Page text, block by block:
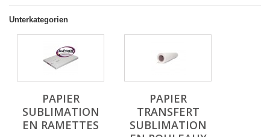
Unterkategorien
PAPIER
SUBLIMATION
EN RAMETTES
PAPIER
TRANSFERT
SUBLIMATION